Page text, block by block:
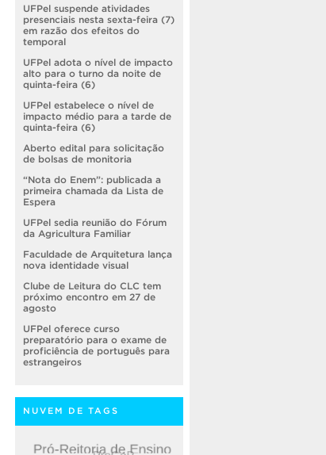
UFPel suspende atividades
presenciais nesta sexta-feira (7)
em razão dos efeitos do
temporal
UFPel adota o nível de impacto
alto para o turno da noite de
quinta-feira (6)
UFPel estabelece o nível de
impacto médio para a tarde de
quinta-feira (6)
Aberto edital para solicitação
de bolsas de monitoria
“Nota do Enem”: publicada a
primeira chamada da Lista de
Espera
UFPel sedia reunião do Fórum
da Agricultura Familiar
Faculdade de Arquitetura lança
nova identidade visual
Clube de Leitura do CLC tem
próximo encontro em 27 de
agosto
UFPel oferece curso
preparatório para o exame de
proficiência de português para
estrangeiros
NUVEM DE TAGS